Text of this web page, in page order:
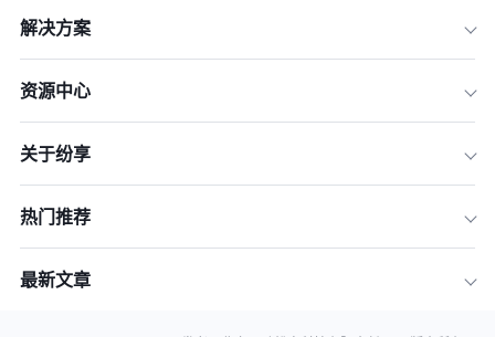
3.减少库存成本
解决方案
资源中心
关于纷享
热门推荐
最新文章